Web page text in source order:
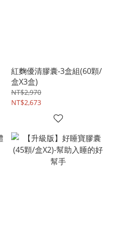
紅麴優清膠囊-3盒組(60顆/
盒X3盒)
NT$2,970
NT$2,673